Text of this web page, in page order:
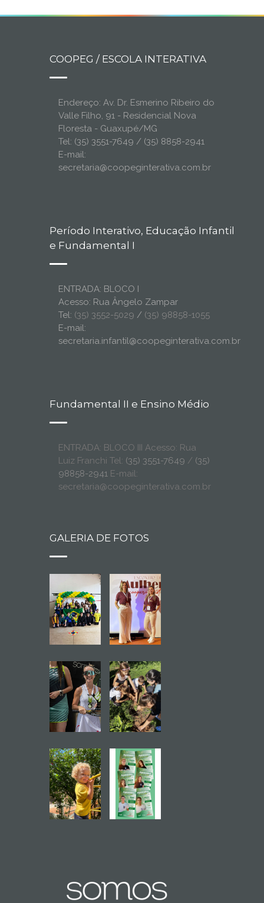
COOPEG / ESCOLA INTERATIVA
Endereço: Av. Dr. Esmerino Ribeiro do
Valle Filho, 91 - Residencial Nova
Floresta - Guaxupé/MG
Tel: (35) 3551-7649 / (35) 8858-2941
E-mail:
secretaria@coopeginterativa.com.br
Período Interativo, Educação Infantil
e Fundamental I
ENTRADA: BLOCO I
Acesso: Rua Ângelo Zampar
Tel: (35) 3552-5029 / (35) 98858-1055
E-mail:
secretaria.infantil@coopeginterativa.com.br
Fundamental II e Ensino Médio
ENTRADA: BLOCO III Acesso: Rua
Luiz Franchi Tel: (35) 3551-7649 / (35)
98858-2941 E-mail:
secretaria@coopeginterativa.com.br
GALERIA DE FOTOS